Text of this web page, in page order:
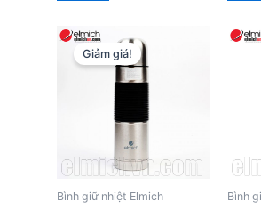
Giảm giá!
Bình giữ nhiệt Elmich Bình